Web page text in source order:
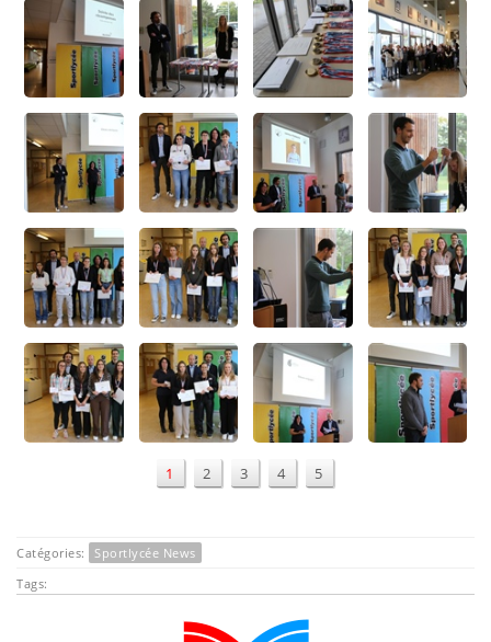
1 2 3 4 5
Catégories:
Sportlycée News
Tags: